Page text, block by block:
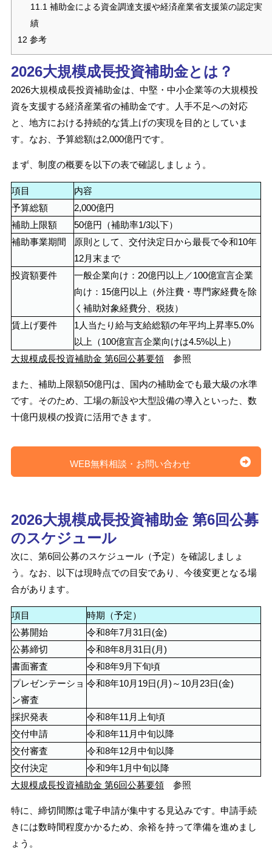
11.1 補助金による資金調達支援や経済産業省支援策の認定実
績
12 参考
2026大規模成長投資補助金とは？
2026大規模成長投資補助金は、中堅・中小企業等の大規模投
資を支援する経済産業省の補助金です。人手不足への対応
と、地方における持続的な賃上げの実現を目的としていま
す。なお、予算総額は2,000億円です。
まず、制度の概要を以下の表で確認しましょう。
項目
内容
予算総額
2,000億円
補助上限額
50億円（補助率1/3以下）
補助事業期間
原則として、交付決定日から最長で令和10年
12月末まで
投資額要件
一般企業向け：20億円以上／100億宣言企業
向け：15億円以上（外注費・専門家経費を除
く補助対象経費分、税抜）
賃上げ要件
1人当たり給与支給総額の年平均上昇率5.0%
以上（100億宣言企業向けは4.5%以上）
大規模成長投資補助金 第6回公募要領参照
また、補助上限額50億円は、国内の補助金でも最大級の水準
です。そのため、工場の新設や大型設備の導入といった、数
十億円規模の投資に活用できます。
WEB無料相談・お問い合わせ
2026大規模成長投資補助金 第6回公募
のスケジュール
次に、第6回公募のスケジュール（予定）を確認しましょ
う。なお、以下は現時点での目安であり、今後変更となる場
合があります。
項目
時期（予定）
公募開始
令和8年7月31日(金)
公募締切
令和8年8月31日(月)
書面審査
令和8年9月下旬頃
プレゼンテーショ
ン審査
令和8年10月19日(月)～10月23日(金)
採択発表
令和8年11月上旬頃
交付申請
令和8年11月中旬以降
交付審査
令和8年12月中旬以降
交付決定
令和9年1月中旬以降
大規模成長投資補助金 第6回公募要領参照
特に、締切間際は電子申請が集中する見込みです。申請手続
きには数時間程度かかるため、余裕を持って準備を進めまし
ょう。